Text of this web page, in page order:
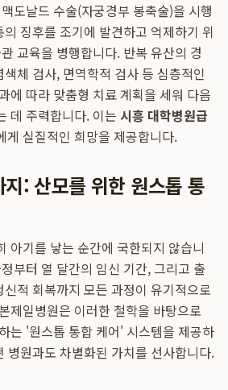
도날드 수술(자궁경부 봉축술)을 시행
징후를 조기에 발견하고 억제하기 위
교육을 병행합니다. 반복 유산의 경
체 검사, 면역학적 검사 등 심층적인
에 따라 맞춤형 치료 계획을 세워 다음
데 주력합니다. 이는 시흥 대학병원급
게 실질적인 희망을 제공합니다.
: 산모를 위한 원스톱 통
아기를 낳는 순간에 국한되지 않습니
부터 열 달간의 임신 기간, 그리고 출
적 회복까지 모든 과정이 유기적으로
제일병원은 이러한 철학을 바탕으로
는 '원스톱 통합 케어' 시스템을 제공하
병원과도 차별화된 가치를 선사합니다.